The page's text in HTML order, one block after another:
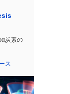
α炭素の
ス